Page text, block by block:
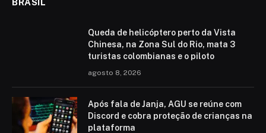
Queda de helicóptero perto da Vista
Chinesa, na Zona Sul do Rio, mata 3
turistas colombianas e o piloto
agosto 8, 2026
Após fala de Janja, AGU se reúne com
Discord e cobra proteção de crianças na
plataforma